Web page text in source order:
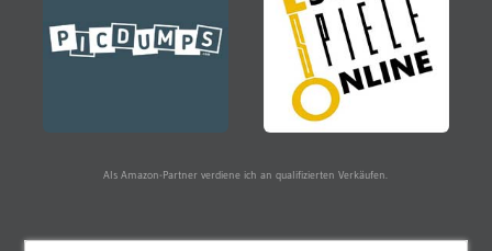
Als Amazon-Partner verdiene ich an qualifizierten Verkäufen.